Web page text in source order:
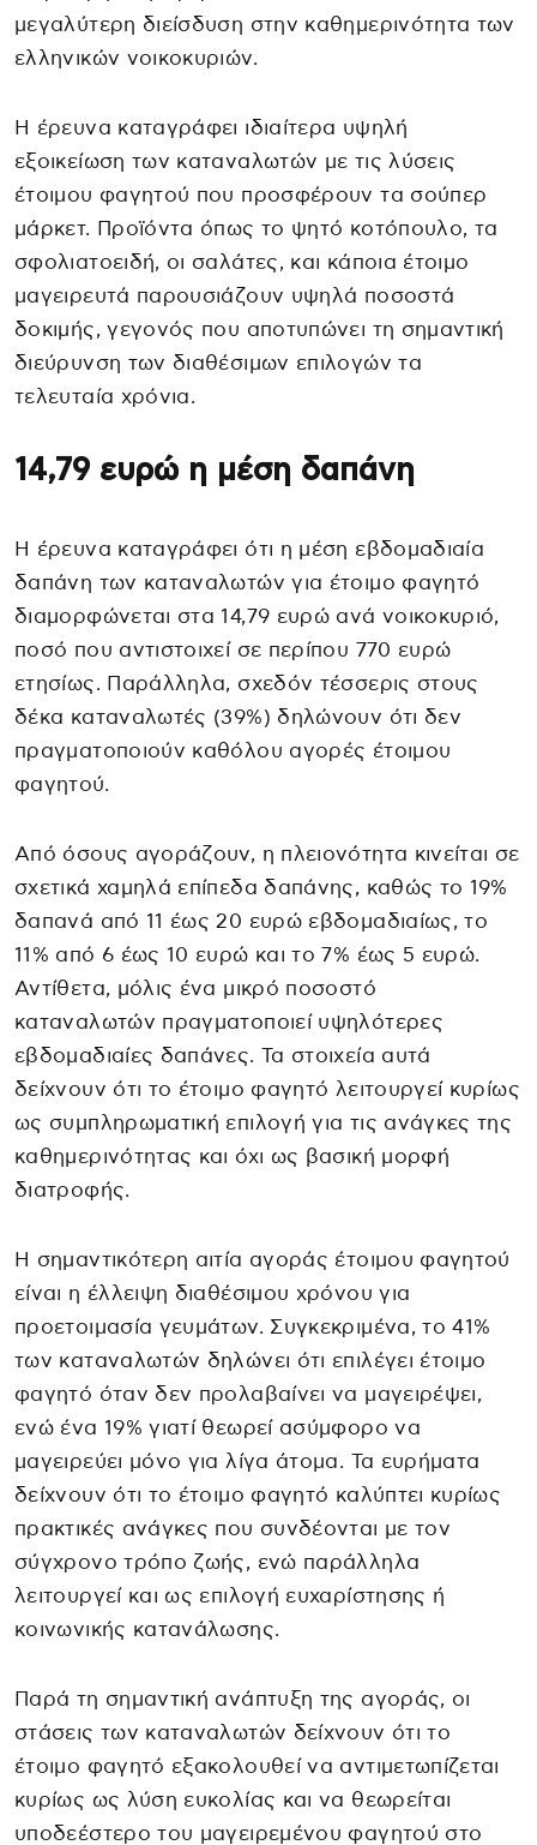
μεγαλύτερη διείσδυση στην καθημερινότητα των
ελληνικών νοικοκυριών.
Η έρευνα καταγράφει ιδιαίτερα υψηλή
εξοικείωση των καταναλωτών με τις λύσεις
έτοιμου φαγητού που προσφέρουν τα σούπερ
μάρκετ. Προϊόντα όπως το ψητό κοτόπουλο, τα
σφολιατοειδή, οι σαλάτες, και κάποια έτοιμο
μαγειρευτά παρουσιάζουν υψηλά ποσοστά
δοκιμής, γεγονός που αποτυπώνει τη σημαντική
διεύρυνση των διαθέσιμων επιλογών τα
τελευταία χρόνια.
14,79 ευρώ η μέση δαπάνη
Η έρευνα καταγράφει ότι η μέση εβδομαδιαία
δαπάνη των καταναλωτών για έτοιμο φαγητό
διαμορφώνεται στα 14,79 ευρώ ανά νοικοκυριό,
ποσό που αντιστοιχεί σε περίπου 770 ευρώ
ετησίως. Παράλληλα, σχεδόν τέσσερις στους
δέκα καταναλωτές (39%) δηλώνουν ότι δεν
πραγματοποιούν καθόλου αγορές έτοιμου
φαγητού.
Από όσους αγοράζουν, η πλειονότητα κινείται σε
σχετικά χαμηλά επίπεδα δαπάνης, καθώς το 19%
δαπανά από 11 έως 20 ευρώ εβδομαδιαίως, το
11% από 6 έως 10 ευρώ και το 7% έως 5 ευρώ.
Αντίθετα, μόλις ένα μικρό ποσοστό
καταναλωτών πραγματοποιεί υψηλότερες
εβδομαδιαίες δαπάνες. Τα στοιχεία αυτά
δείχνουν ότι το έτοιμο φαγητό λειτουργεί κυρίως
ως συμπληρωματική επιλογή για τις ανάγκες της
καθημερινότητας και όχι ως βασική μορφή
διατροφής.
Η σημαντικότερη αιτία αγοράς έτοιμου φαγητού
είναι η έλλειψη διαθέσιμου χρόνου για
προετοιμασία γευμάτων. Συγκεκριμένα, το 41%
των καταναλωτών δηλώνει ότι επιλέγει έτοιμο
φαγητό όταν δεν προλαβαίνει να μαγειρέψει,
ενώ ένα 19% γιατί θεωρεί ασύμφορο να
μαγειρεύει μόνο για λίγα άτομα. Τα ευρήματα
δείχνουν ότι το έτοιμο φαγητό καλύπτει κυρίως
πρακτικές ανάγκες που συνδέονται με τον
σύγχρονο τρόπο ζωής, ενώ παράλληλα
λειτουργεί και ως επιλογή ευχαρίστησης ή
κοινωνικής κατανάλωσης.
Παρά τη σημαντική ανάπτυξη της αγοράς, οι
στάσεις των καταναλωτών δείχνουν ότι το
έτοιμο φαγητό εξακολουθεί να αντιμετωπίζεται
κυρίως ως λύση ευκολίας και να θεωρείται
υποδεέστερο του μαγειρεμένου φαγητού στο